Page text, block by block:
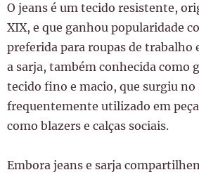
O jeans é um tecido resistente,
XIX, e que ganhou popularidade
preferida para roupas de trabalho
a sarja, também conhecida como
tecido fino e macio, que surgiu no
frequentemente utilizado em
como blazers e calças sociais.
Embora jeans e sarja